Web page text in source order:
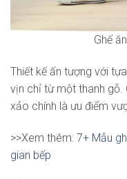
Ghế
Thiết kế ấn tượng với
vịn chỉ từ một thanh gỗ.
xảo chính là ưu điểm
>>Xem thêm: 7+ Mẫu
gian bếp